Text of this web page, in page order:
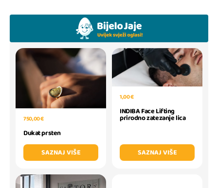
750,00 €
Dukat prsten
SAZNAJ VIŠE
1,00 €
INDIBA Face Lifting
prirodno zatezanje lica
SAZNAJ VIŠE